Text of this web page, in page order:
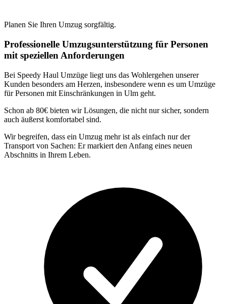
Planen Sie Ihren Umzug sorgfältig.
Professionelle Umzugsunterstützung für Personen
mit speziellen Anforderungen
Bei Speedy Haul Umzüge liegt uns das Wohlergehen unserer
Kunden besonders am Herzen, insbesondere wenn es um Umzüge
für Personen mit Einschränkungen in Ulm geht.
Schon ab 80€ bieten wir Lösungen, die nicht nur sicher, sondern
auch äußerst komfortabel sind.
Wir begreifen, dass ein Umzug mehr ist als einfach nur der
Transport von Sachen: Er markiert den Anfang eines neuen
Abschnitts in Ihrem Leben.